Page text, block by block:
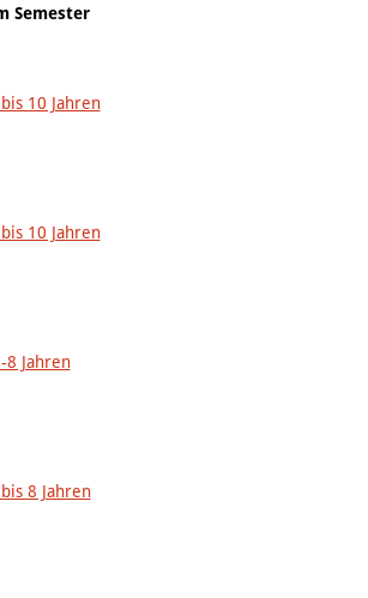
Semester
10 Jahren
10 Jahren
8 Jahren
8 Jahren